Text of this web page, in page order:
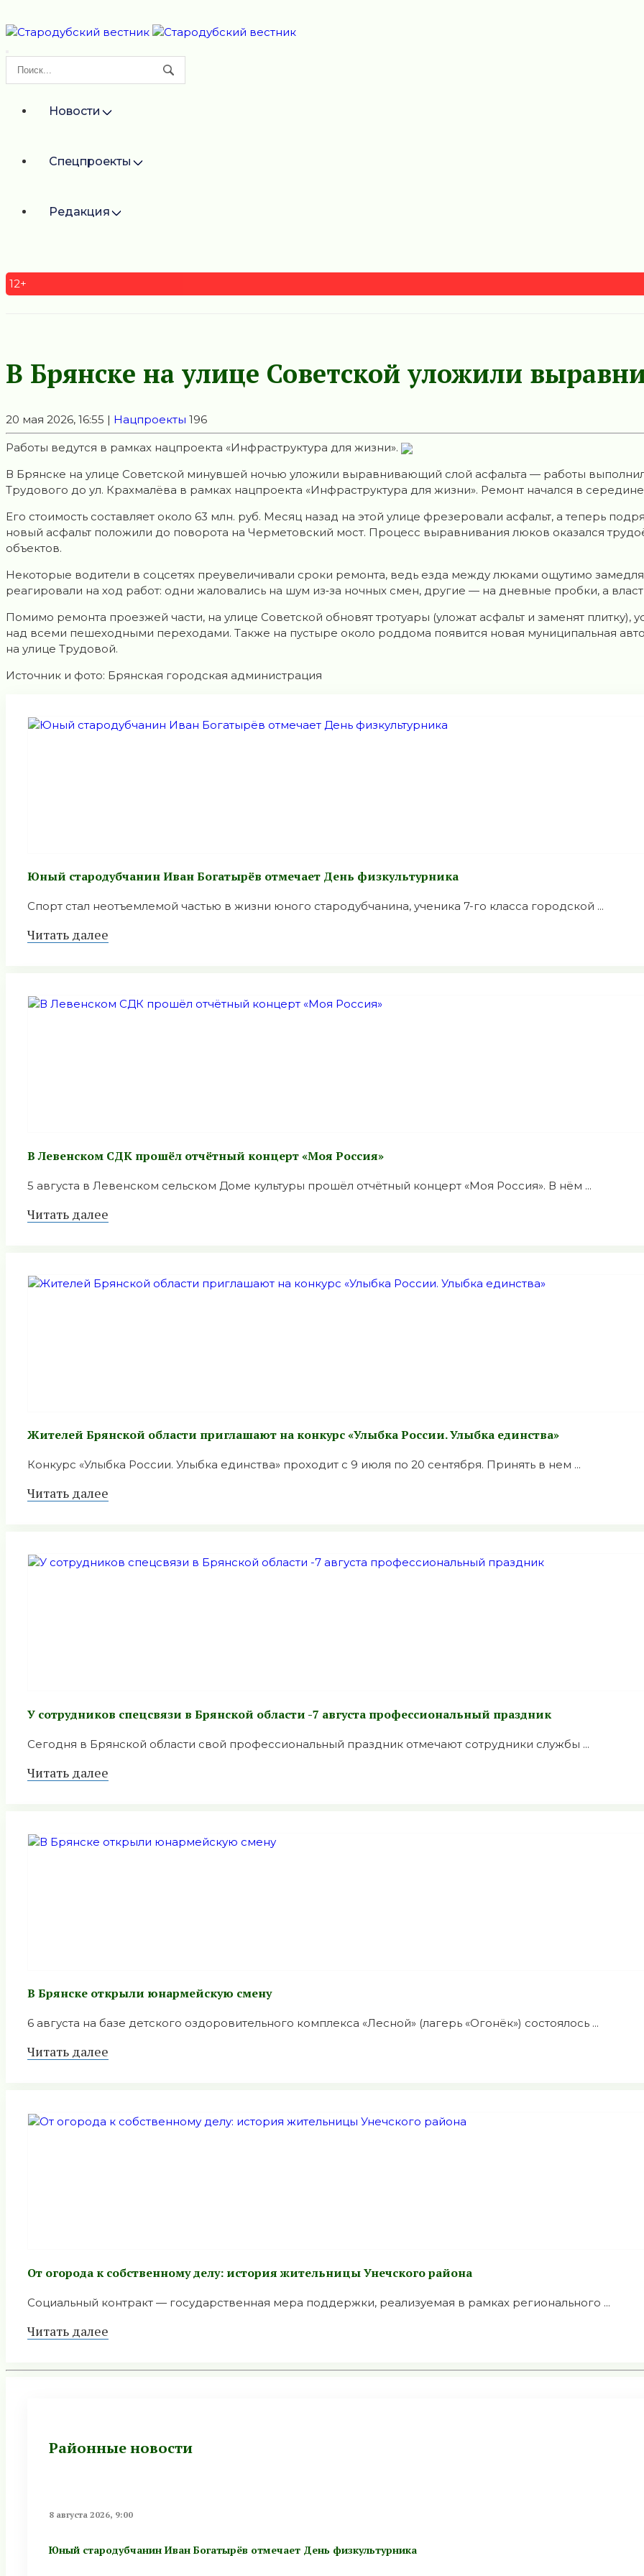
Новости
Спецпроекты
Редакция
12+
В Брянске на улице Советской уложили
20 мая 2026, 16:55 | Нацпроекты 196
Работы ведутся в рамках нацпроекта «Инфраструктура для жизни».
В Брянске на улице Советской минувшей ночью уложили выравнивающий слой асфальта — работы выполнил
Трудового до ул. Крахмалёва в рамках нацпроекта «Инфраструктура для жизни». Ремонт начался в
Его стоимость составляет около 63 млн. руб. Месяц назад на этой улице фрезеровали асфальт, а теперь
новый асфальт положили до поворота на Черметовский мост. Процесс выравнивания люков оказался
объектов.
Некоторые водители в соцсетях преувеличивали сроки ремонта, ведь езда между люками ощутимо
реагировали на ход работ: одни жаловались на шум из‑за ночных смен, другие — на дневные пробки, а
Помимо ремонта проезжей части, на улице Советской обновят тротуары (уложат асфальт и заменят плитку),
над всеми пешеходными переходами. Также на пустыре около роддома появится новая муниципальная
на улице Трудовой.
Источник и фото: Брянская городская администрация
Юный стародубчанин Иван Богатырёв отмечает День физкультурника
Спорт стал неотъемлемой частью в жизни юного стародубчанина, ученика 7-го класса городской ...
Читать далее
В Левенском СДК прошёл отчётный концерт «Моя Россия»
5 августа в Левенском сельском Доме культуры прошёл отчётный концерт «Моя Россия». В нём ...
Читать далее
Жителей Брянской области приглашают на конкурс «Улыбка России. Улыбка единства»
Конкурс «Улыбка России. Улыбка единства» проходит с 9 июля по 20 сентября. Принять в нем ...
Читать далее
У сотрудников спецсвязи в Брянской области -7 августа профессиональный праздник
Сегодня в Брянской области свой профессиональный праздник отмечают сотрудники службы ...
Читать далее
В Брянске открыли юнармейскую смену
6 августа на базе детского оздоровительного комплекса «Лесной» (лагерь «Огонёк») состоялось ...
Читать далее
От огорода к собственному делу: история жительницы Унечского района
Социальный контракт — государственная мера поддержки, реализуемая в рамках регионального ...
Читать далее
Районные новости
8 августа 2026, 9:00
Юный стародубчанин Иван Богатырёв отмечает День физкультурника